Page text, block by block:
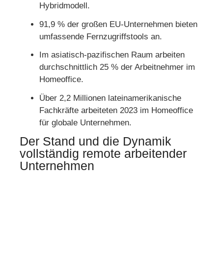
Hybridmodell.
91,9 % der großen EU-Unternehmen bieten
umfassende Fernzugriffstools an.
Im asiatisch-pazifischen Raum arbeiten
durchschnittlich 25 % der Arbeitnehmer im
Homeoffice.
Über 2,2 Millionen lateinamerikanische
Fachkräfte arbeiteten 2023 im Homeoffice
für globale Unternehmen.
Der Stand und die Dynamik
vollständig remote arbeitender
Unternehmen